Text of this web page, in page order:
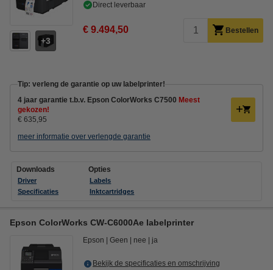
3
Direct leverbaar
€ 9.494,50 Bestellen
Tip: verleng de garantie op uw labelprinter!
4 jaar garantie t.b.v. Epson ColorWorks C7500 Meest
gekozen!
€ 635,95
meer informatie over verlengde garantie
Downloads
Driver
Specificaties
Opties
Labels
Inktcartridges
Epson ColorWorks CW-C6000Ae labelprinter
Epson Geen nee ja
Bekijk de specificaties en omschrijving